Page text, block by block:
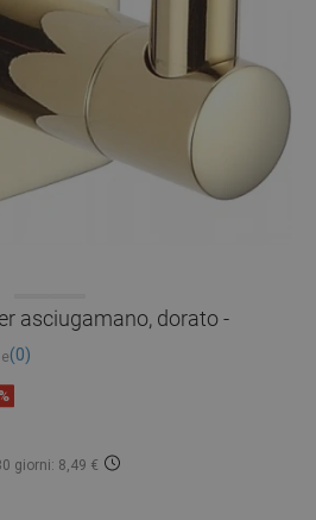
asciugamano, dorato -
(0)
giorni: 8,49 €